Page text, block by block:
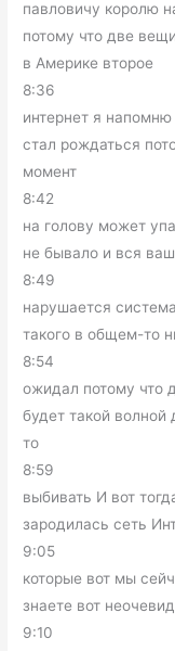
павловичу королю
потому что две
в Америке второе
8:36
интернет я
стал рождаться
момент
8:42
на голову может
не бывало и вся
8:49
нарушается
такого в общем-то
8:54
ожидал потому что
будет такой волной
то
8:59
выбивать И вот
зародилась сеть
9:05
которые вот мы
знаете вот
9:10